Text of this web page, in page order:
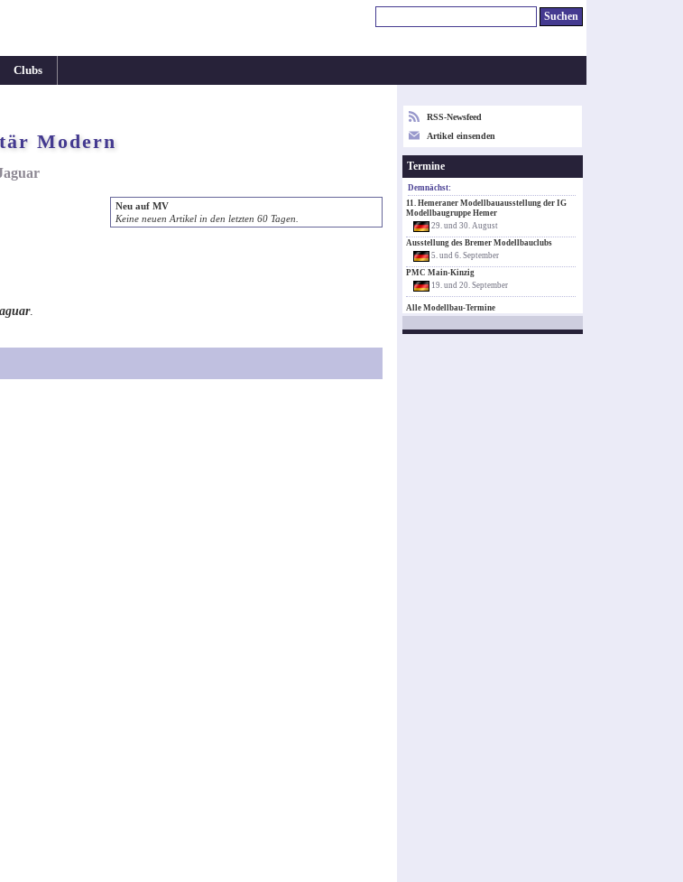
Clubs
Modern
Neu auf MV
Keine neuen Artikel in den letzten 60 Tagen.
.
RSS-Newsfeed
Artikel einsenden
Termine
Demnächst:
11. Hemeraner Modellbauausstellung der IG
Modellbaugruppe Hemer
29. und 30. August
Ausstellung des Bremer Modellbauclubs
5. und 6. September
PMC Main-Kinzig
19. und 20. September
Alle Modellbau-Termine